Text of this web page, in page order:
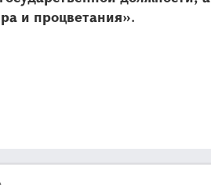
и процветания».